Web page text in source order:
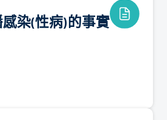
染(性病)的事實